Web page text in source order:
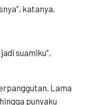
katanya.
suamiku”,
Lama
punyaku